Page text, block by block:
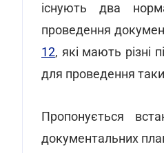
існують два
проведення
12, які мають різні
для проведення
Пропонується
документальних